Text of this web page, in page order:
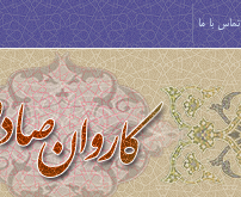
تماس با ما